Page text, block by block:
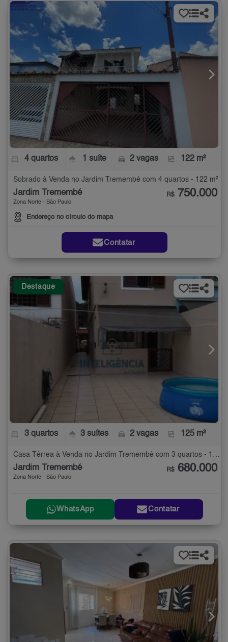
4 quartos 1 suíte 2 vagas 122 m²
Sobrado à Venda no Jardim Tremembé com 4 quartos - 122 m²
Jardim Tremembé
Zona Norte - São Paulo
Endereço no círculo do mapa
R$ 750.000
Contatar
Destaque
3 quartos 3 suítes 2 vagas 125 m²
Casa Térrea à Venda no Jardim Tremembé com 3 quartos - 125 m²
Jardim Tremembé
Zona Norte - São Paulo
R$ 680.000
WhatsApp Contatar